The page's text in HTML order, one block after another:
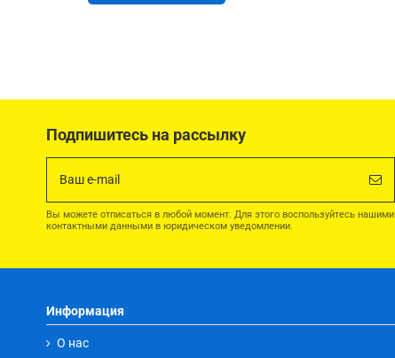
Подпишитесь на рассылку
Вы можете отписаться в любой момент. Для этого воспользуйтесь нашими
контактными данными в юридическом уведомлении.
Информация
О нас